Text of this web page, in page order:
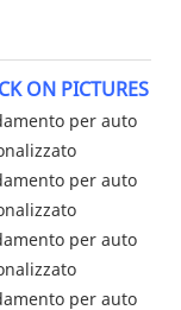
ON PICTURES